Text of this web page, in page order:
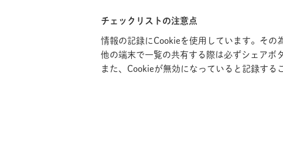
チェックリストの注意点
情報の記録にCookieを使用しています。その
他の端末で一覧の共有する際は必ずシェアボ
また、Cookieが無効になっていると記録する